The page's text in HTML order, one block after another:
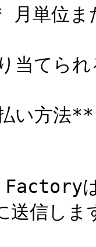
単位ま
当てら
い方法**
送信しま